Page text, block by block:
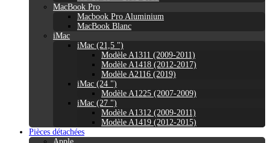
MacBook Pro
Macbook Pro Aluminium
MacBook Blanc
iMac
iMac (21,5 ")
Modèle A1311 (2009-2011)
Modèle A1418 (2012-2017)
Modèle A2116 (2019)
iMac (24 ")
Modèle A1225 (2007-2009)
iMac (27 ")
Modèle A1312 (2009-2011)
Modèle A1419 (2012-2015)
Pièces détachées